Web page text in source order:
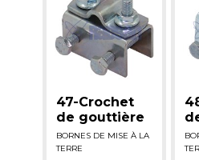
47-Crochet
de gouttière
BORNES DE MISE À LA
TERRE